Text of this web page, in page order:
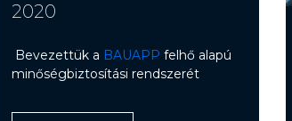
2020
Bevezettük a BAUAPP felhő alapú
minőségbiztosítási rendszerét